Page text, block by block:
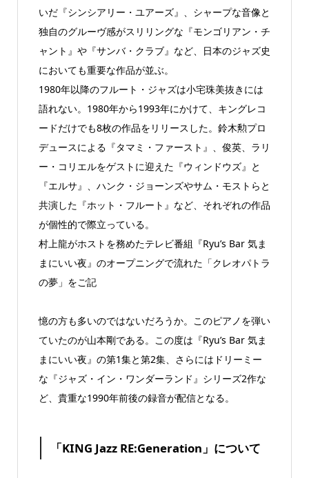
いだ『シンシアリー・ユアーズ』、シャープな音像と
独自のグルーヴ感がスリリングな『モンゴリアン・チ
ャント』や『サンバ・クラブ』など、日本のジャズ史
においても重要な作品が並ぶ。
1980年以降のフルート・ジャズは小宅珠美抜きには
語れない。1980年から1993年にかけて、キングレコ
ードだけでも8枚の作品をリリースした。鈴木勲プロ
デュースによる『タマミ・ファースト』、俊英、ラリ
ー・コリエルをゲストに迎えた『ウィンドウズ』と
『エルサ』、ハンク・ジョーンズやサム・モストらと
共演した『ホット・フルート』など、それぞれの作品
が個性的で際立っている。
村上龍がホストを務めたテレビ番組『Ryu’s Bar 気ま
まにいい夜』のオープニングで流れた「クレオパトラ
の夢」をご記
憶の方も多いのではないだろうか。このピアノを弾い
ていたのが山本剛である。この度は『Ryu’s Bar 気ま
まにいい夜』の第1集と第2集、さらにはドリーミー
な『ジャズ・イン・ワンダーランド』シリーズ2作な
ど、貴重な1990年前後の録音が配信となる。
「KING Jazz RE:Generation」について